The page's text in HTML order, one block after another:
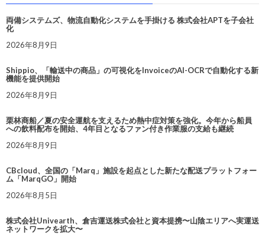
両備システムズ、物流自動化システムを手掛ける 株式会社APTを子会社
化
2026年8月9日
Shippio、「輸送中の商品」の可視化をInvoiceのAI-OCRで自動化する新
機能を提供開始
2026年8月9日
栗林商船／夏の安全運航を支えるため熱中症対策を強化。今年から船員
への飲料配布を開始、4年目となるファン付き作業服の支給も継続
2026年8月9日
CBcloud、全国の「Marq」施設を起点とした新たな配送プラットフォー
ム「MarqGO」開始
2026年8月5日
株式会社Univearth、倉吉運送株式会社と資本提携〜山陰エリアへ実運送
ネットワークを拡大〜